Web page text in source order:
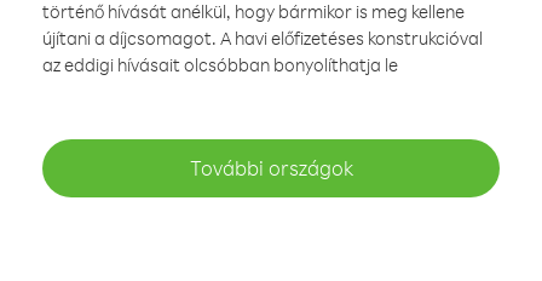
történő hívását anélkül, hogy bármikor is meg kellene
újítani a díjcsomagot. A havi előfizetéses konstrukcióval
az eddigi hívásait olcsóbban bonyolíthatja le
További országok